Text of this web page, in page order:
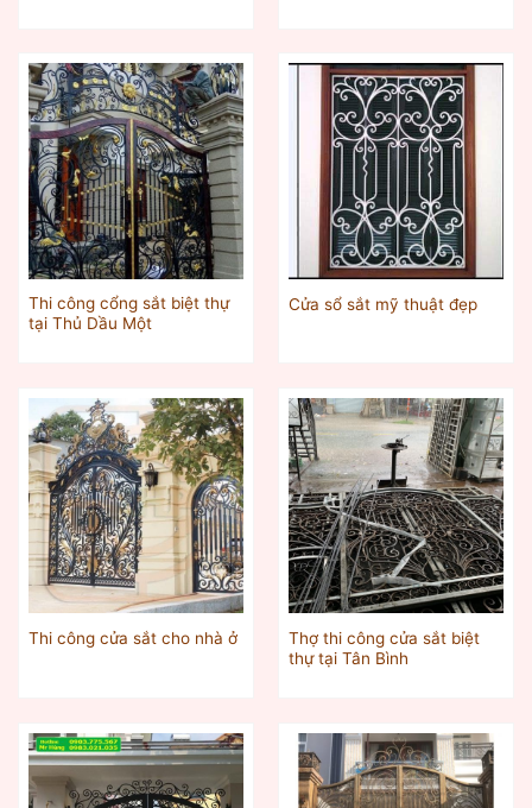
Thi công cổng sắt biệt thự
tại Thủ Dầu Một
Cửa sổ sắt mỹ thuật đẹp
Thi công cửa sắt cho nhà ở
Thợ thi công cửa sắt biệt
thự tại Tân Bình